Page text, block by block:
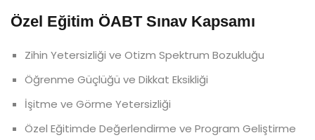
Özel Eğitim ÖABT Sınav Kapsamı
Zihin Yetersizliği ve Otizm Spektrum Bozukluğu
Öğrenme Güçlüğü ve Dikkat Eksikliği
İşitme ve Görme Yetersizliği
Özel Eğitimde Değerlendirme ve Program Geliştirme